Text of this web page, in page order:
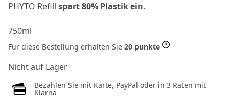
PHYTO Refill spart 80% Plastik ein.
750ml
Für diese Bestellung erhalten Sie 20 punkte
Nicht auf Lager
Bezahlen Sie mit Karte, PayPal oder in 3 Raten mit
Klarna